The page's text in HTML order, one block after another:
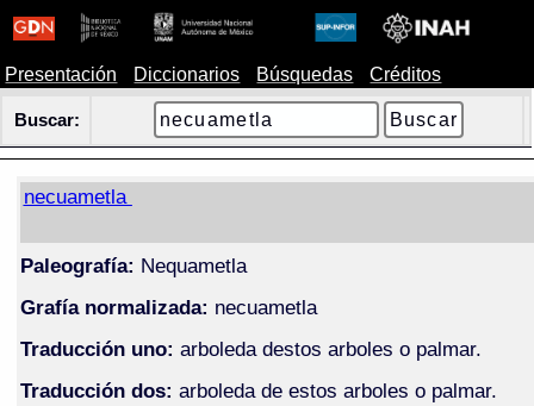
Presentación Diccionarios Búsquedas Créditos
Buscar:
necuametla
Paleografía: Nequametla
Grafía normalizada: necuametla
Traducción uno: arboleda destos arboles o palmar.
Traducción dos: arboleda de estos arboles o palmar.